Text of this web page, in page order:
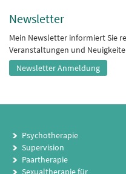
Newsletter
Mein Newsletter informiert Sie
Veranstaltungen und
Newsletter Anmeldung
Psychotherapie
Supervision
Paartherapie
Sexualtherapie für